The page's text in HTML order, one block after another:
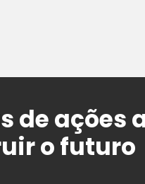
de ações
o futuro